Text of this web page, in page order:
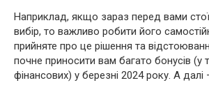
Наприклад, якщо зараз перед вами
вибір, то важливо робити його
прийняте про це рішення та
почне приносити вам багато бонусів (у
фінансових) у березні 2024 року. А далі